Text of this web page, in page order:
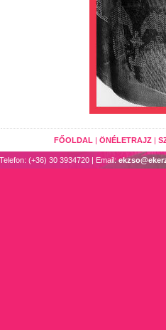
FŐOLDAL | ÖNÉLETRAJZ|
(+36) 30 3934720 | Email: